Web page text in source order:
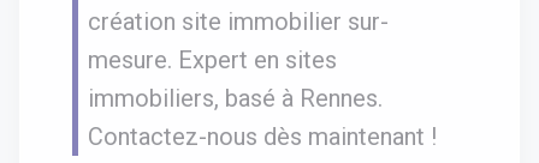
création site immobilier sur-
mesure. Expert en sites
immobiliers, basé à Rennes.
Contactez-nous dès maintenant !